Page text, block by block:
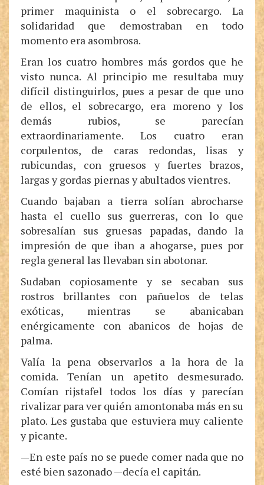
primer maquinista o el sobrecargo. La
solidaridad que demostraban en todo
momento era asombrosa.
Eran los cuatro hombres más gordos que he
visto nunca. Al principio me resultaba muy
difícil distinguirlos, pues a pesar de que uno
de ellos, el sobrecargo, era moreno y los
demás rubios, se parecían
extraordinariamente. Los cuatro eran
corpulentos, de caras redondas, lisas y
rubicundas, con gruesos y fuertes brazos,
largas y gordas piernas y abultados vientres.
Cuando bajaban a tierra solían abrocharse
hasta el cuello sus guerreras, con lo que
sobresalían sus gruesas papadas, dando la
impresión de que iban a ahogarse, pues por
regla general las llevaban sin abotonar.
Sudaban copiosamente y se secaban sus
rostros brillantes con pañuelos de telas
exóticas, mientras se abanicaban
enérgicamente con abanicos de hojas de
palma.
Valía la pena observarlos a la hora de la
comida. Tenían un apetito desmesurado.
Comían rijstafel todos los días y parecían
rivalizar para ver quién amontonaba más en su
plato. Les gustaba que estuviera muy caliente
y picante.
—En este país no se puede comer nada que no
esté bien sazonado —decía el capitán.